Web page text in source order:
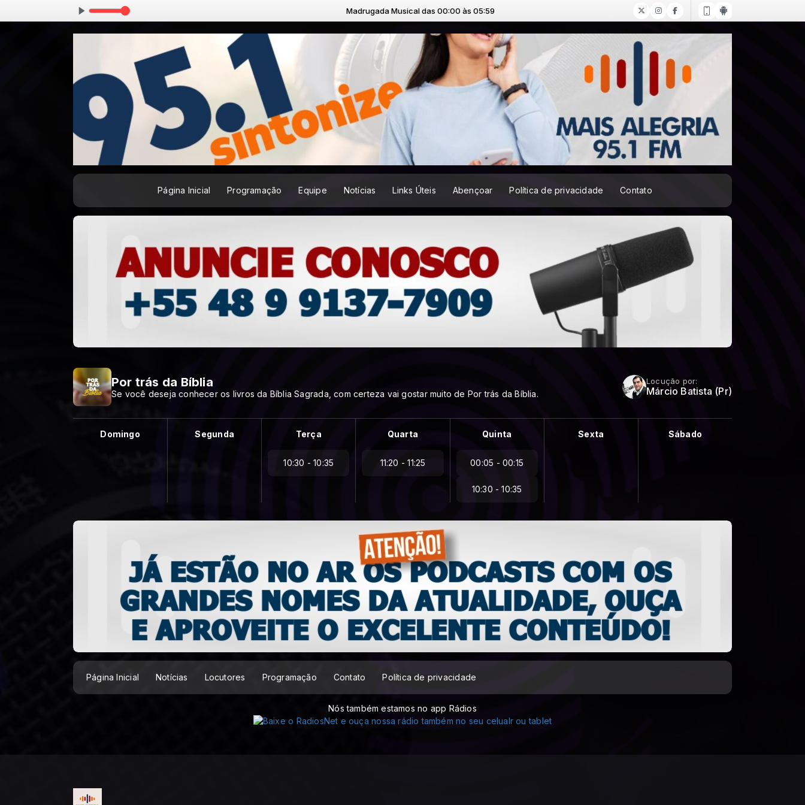
Madrugada Musical das 00:00 às 05:59
Página Inicial Programação Equipe Notícias Links Úteis Abençoar Política de privacidade Contato
Por trás da Bíblia
Se você deseja conhecer os livros da Bíblia Sagrada, com certeza vai gostar muito de Por trás da Bíblia.
Locução por:
Márcio Batista (Pr)
Domingo Segunda Terça
10:30 - 10:35
Quarta
11:20 - 11:25
Quinta
00:05 - 00:15
10:30 - 10:35
Sexta Sábado
Página Inicial Notícias Locutores Programação Contato Política de privacidade
Nós também estamos no app Rádios